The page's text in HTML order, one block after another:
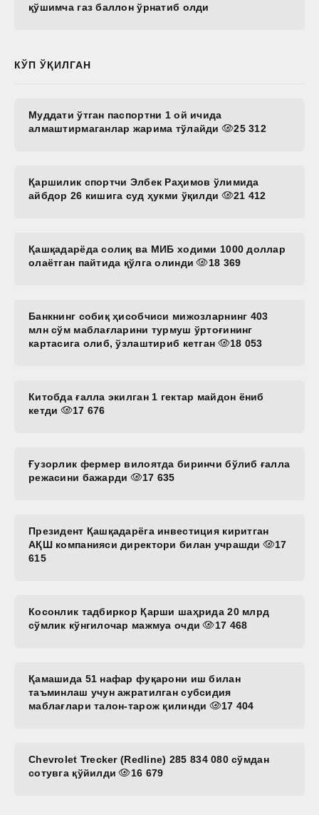
қўшимча газ баллон ўрнатиб олди
КЎП ЎҚИЛГАН
Муддати ўтган паспортни 1 ой ичида
алмаштирмаганлар жарима тўлайди
25 312
Қаршилик спортчи Элбек Раҳимов ўлимида
айбдор 26 кишига суд ҳукми ўқилди
21 412
Қашқадарёда солиқ ва МИБ ходими 1000 доллар
олаётган пайтида қўлга олинди
18 369
Банкнинг собиқ ҳисобчиси мижозларнинг 403
млн сўм маблағларини турмуш ўртоғининг
картасига олиб, ўзлаштириб кетган
18 053
Китобда ғалла экилган 1 гектар майдон ёниб
кетди
17 676
Ғузорлик фермер вилоятда биринчи бўлиб ғалла
режасини бажарди
17 635
Президент Қашқадарёга инвестиция киритган
АҚШ компанияси директори билан учрашди
17
615
Косонлик тадбиркор Қарши шаҳрида 20 млрд
сўмлик кўнгилочар мажмуа очди
17 468
Қамашида 51 нафар фуқарони иш билан
таъминлаш учун ажратилган субсидия
маблағлари талон-тарож қилинди
17 404
Chevrolet Trecker (Redline) 285 834 080 сўмдан
сотувга қўйилди
16 679